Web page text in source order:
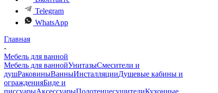
Telegram
WhatsApp
Главная
-
Мебель для ванной
Мебель для ваннойУнитазыСмесители и
душРаковиныВанныИнсталляцииДушевые кабины и
огражденияБиде и
писсуарыАксессуарыПолотенцесушителиКухонные